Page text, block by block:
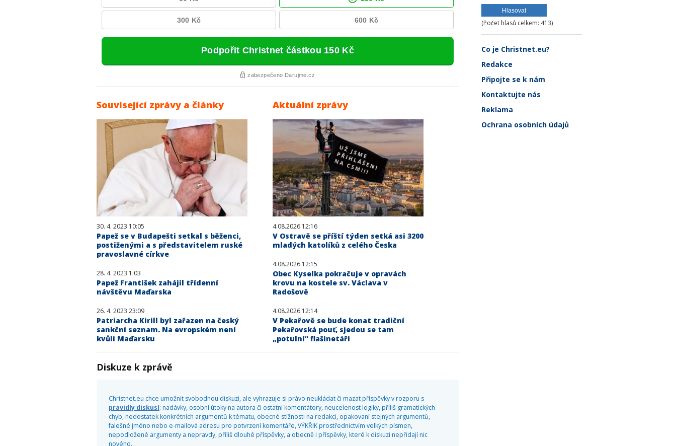
Související zprávy a články
30. 4. 2023 10:05
Papež se v Budapešti setkal s běženci,
postiženými a s představitelem ruské
pravoslavné církve
28. 4. 2023 1:03
Papež František zahájil třídenní
návštěvu Maďarska
26. 4. 2023 23:09
Patriarcha Kirill byl zařazen na český
sankční seznam. Na evropském není
kvůli Maďarsku
Aktuální zprávy
4.08.2026 12:16
V Ostravě se příští týden setká asi 3200
mladých katolíků z celého Česka
4.08.2026 12:15
Obec Kyselka pokračuje v opravách
krovu na kostele sv. Václava v
Radošově
4.08.2026 12:14
V Pekařově se bude konat tradiční
Pekařovská pouť, sjedou se tam
„potulní“ flašinetáři
Diskuze k zprávě
Christnet.eu chce umožnit svobodnou diskuzi, ale vyhrazuje si právo neukládat či mazat příspěvky v rozporu s
pravidly diskusí: nadávky, osobní útoky na autora či ostatní komentátory, neucelenost logiky, příliš gramatických
chyb, nedostatek konkrétních argumentů k tématu, obecné stížnosti na redakci, opakovaní stejných argumentů,
falešné jméno nebo e-mailová adresu pro potvrzení komentáře, VÝKŘIK prostřednictvím velkých písmen,
nepodložené argumenty a nepravdy, příliš dlouhé příspěvky, a obecně i příspěvky, které k diskuzi nepřidají nic
nového.
(Počet hlasů celkem: 413)
Co je Christnet.eu?
Redakce
Připojte se k nám
Kontaktujte nás
Reklama
Ochrana osobních údajů